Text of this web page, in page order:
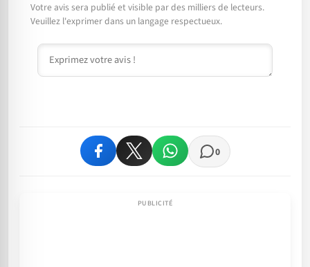
Votre avis sera publié et visible par des milliers de lecteurs.
Veuillez l'exprimer dans un langage respectueux.
Commentaire
0